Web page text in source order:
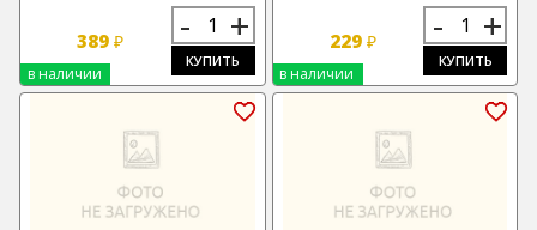
389₽ - +
КУПИТЬ
в наличии
229 ₽ - +
КУПИТЬ
в наличии